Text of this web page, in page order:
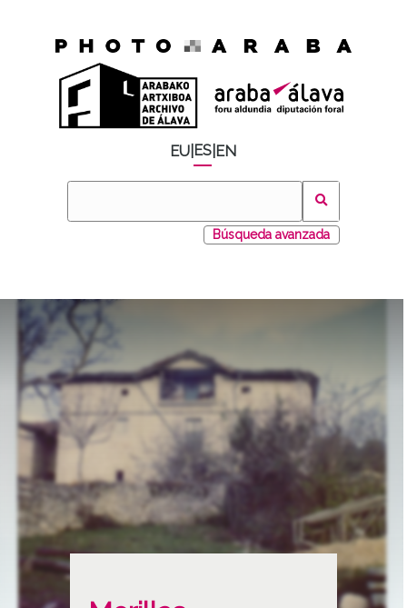
EU ES EN
Búsqueda avanzada